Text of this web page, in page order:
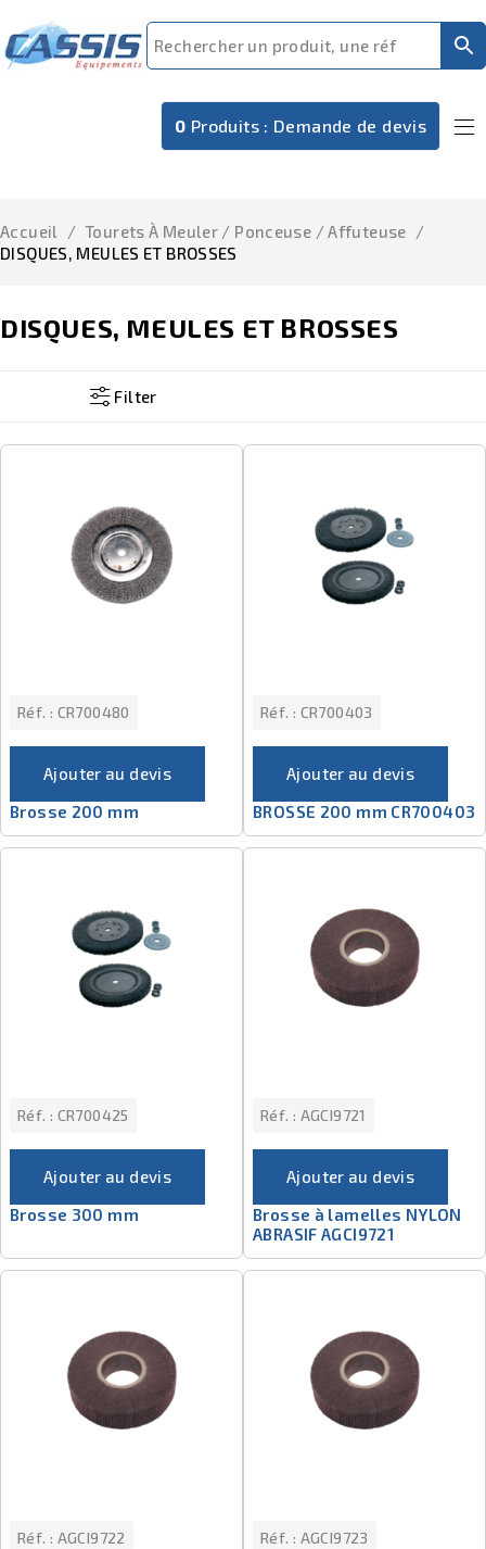
0 Produits : Demande de devis
DISQUES, MEULES ET BROSSES
Accueil / Tourets À Meuler / Ponceuse / Affuteuse /
DISQUES, MEULES ET BROSSES
Filter
Réf. : CR700480
Ajouter au devis
Brosse 200 mm
Réf. : CR700403
Ajouter au devis
BROSSE 200 mm CR700403
Réf. : CR700425
Ajouter au devis
Brosse 300 mm
Réf. : AGCI9721
Ajouter au devis
Brosse à lamelles NYLON
ABRASIF AGCI9721
Réf. : AGCI9722 Réf. : AGCI9723